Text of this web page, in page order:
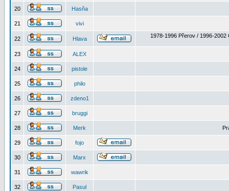
20 Hasňa
21 vivi
22 Hlava 1978-1996 Přerov / 1996-2002
23 ALEX
24 pistole
25 philo
26 zdeno1
27 bruggi
28 Merk
29 fojo
30 Marx
31 wawrik
32 Pasul